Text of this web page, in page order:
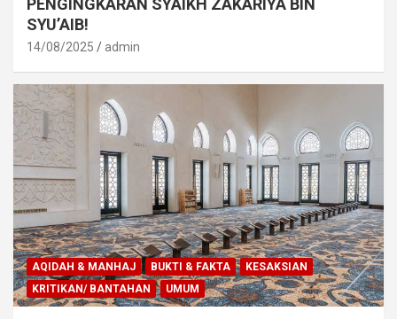
PENGINGKARAN SYAIKH ZAKARIYA BIN
SYU’AIB!
14/08/2025 admin
AQIDAH & MANHAJ BUKTI & FAKTA
KESAKSIAN
KRITIKAN/ BANTAHAN
UMUM